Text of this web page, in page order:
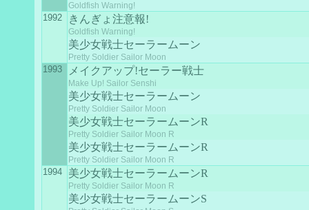
Goldfish Warning!
1992 きんぎょ注意報!
Goldfish Warning!
美少女戦士セーラームーン
Pretty Soldier Sailor Moon
1993 メイクアップ!セーラー戦士
Make Up! Sailor Senshi
美少女戦士セーラームーン
Pretty Soldier Sailor Moon
美少女戦士セーラームーンR
Pretty Soldier Sailor Moon R
美少女戦士セーラームーンR
Pretty Soldier Sailor Moon R
1994 美少女戦士セーラームーンR
Pretty Soldier Sailor Moon R
美少女戦士セーラームーンS